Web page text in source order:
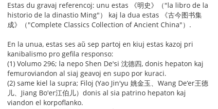
Estas du gravaj referencoj: unu estas 《明史》（"la libro de la
historio de la dinastio Ming"） kaj la dua estas 《古今图书集
成》（"Complete Classics Collection of Ancient China"）.
En la unua, estas ses aŭ sep partoj en kiuj estas kazoj pri
kanibalismo pro gefila responso:
(1) Volumo 296; la nepo Shen De'si 沈德四, donis hepaton kaj
femuroviandon al siaj geavoj en supo por kuraci.
(2) same kiel la supra; Filoj (Yao Jin'yu 姚金玉、Wang De‘er王德
儿、Jiang Bo'er江伯儿）donis al sia patrino hepaton kaj
viandon el korpoflanko.